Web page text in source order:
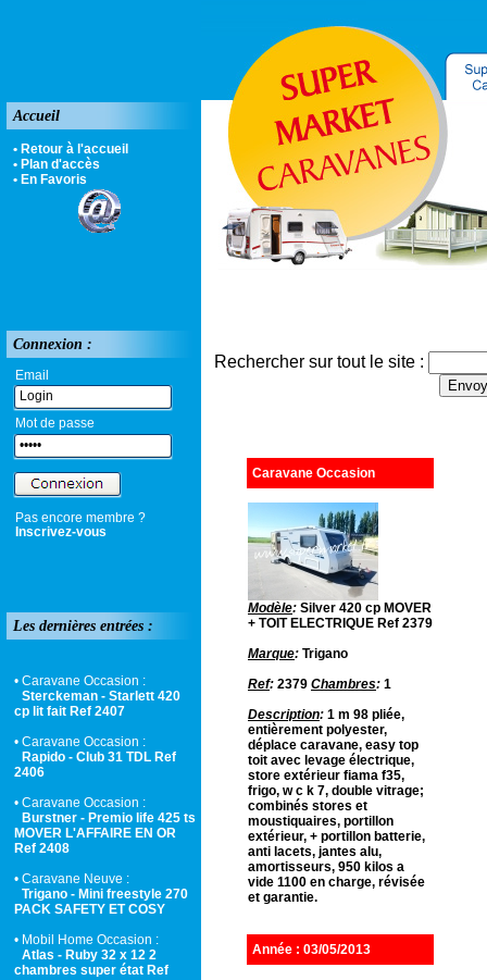
Accueil
• Retour à l'accueil
• Plan d'accès
• En Favoris
Connexion :
Email
Mot de passe
Pas encore membre ?
Inscrivez-vous
Les dernières entrées :
• Caravane Occasion :
Sterckeman - Starlett 420
cp lit fait Ref 2407
• Caravane Occasion :
Rapido - Club 31 TDL Ref
2406
• Caravane Occasion :
Burstner - Premio life 425 ts
MOVER L'AFFAIRE EN OR
Ref 2408
• Caravane Neuve :
Trigano - Mini freestyle 270
PACK SAFETY ET COSY
• Mobil Home Occasion :
Atlas - Ruby 32 x 12 2
chambres super état Ref
Rechercher sur tout le site :
Caravane Occasion
Modèle: Silver 420 cp MOVER
+ TOIT ELECTRIQUE Ref 2379
Marque: Trigano
Ref: 2379 Chambres: 1
Description: 1 m 98 pliée,
entièrement polyester,
déplace caravane, easy top
toit avec levage électrique,
store extérieur fiama f35,
frigo, w c k 7, double vitrage;
combinés stores et
moustiquaires, portillon
extérieur, + portillon batterie,
anti lacets, jantes alu,
amortisseurs, 950 kilos a
vide 1100 en charge, révisée
et garantie.
Année : 03/05/2013